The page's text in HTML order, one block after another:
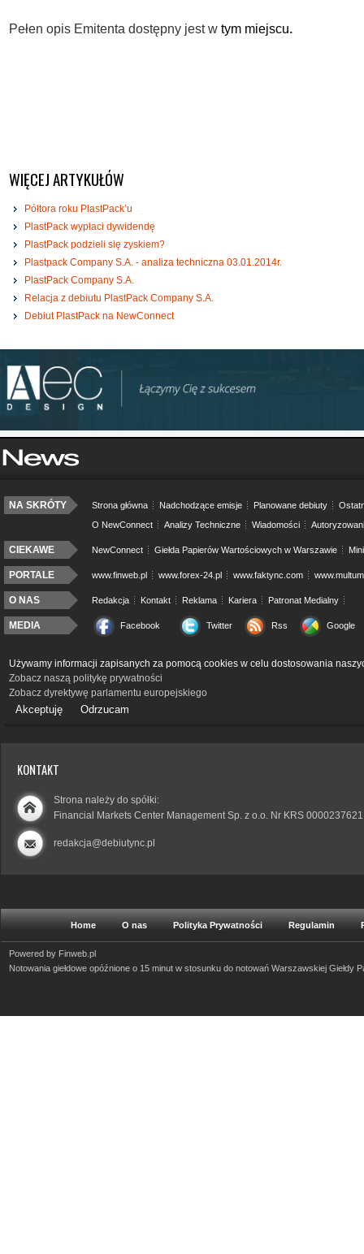
Pełen opis Emitenta dostępny jest w tym miejscu.
WIĘCEJ ARTYKUŁÓW
Półtora roku PlastPack’u
PlastPack wypłaci dywidendę
PlastPack podzieli się zyskiem?
Plastpack Company S.A. - analiza techniczna 03.01.2014r.
PlastPack Company S.A.
Relacja z debiutu PlastPack Company S.A.
Debiut PlastPack na NewConnect
NA SKRÓTY Strona główna Nadchodzące emisje Planowane debiuty
O NewConnect
Analizy Techniczne Wiadomości
CIEKAWE NewConnect Giełda Papierów Wartościowych w Warszawie
PORTALE www.finweb.pl www.forex-24.pl www.faktync.com
O NAS Redakcja Kontakt Reklama Kariera Patronat Medialny
MEDIA Facebook Twitter Rss Google
Używamy informacji zapisanych za pomocą cookies w celu dostosowania
Zobacz naszą politykę prywatności
Zobacz dyrektywę parlamentu europejskiego
Akceptuję Odrzucam
KONTAKT
Strona należy do spółki:
Financial Markets Center Management Sp. z o.o. Nr KRS 0000237621
redakcja@debiutync.pl
Home O nas Polityka Prywatności Regulamin
Powered by Finweb.pl
Notowania giełdowe opóźnione o 15 minut w stosunku do notowań Warszawskiej Giełdy